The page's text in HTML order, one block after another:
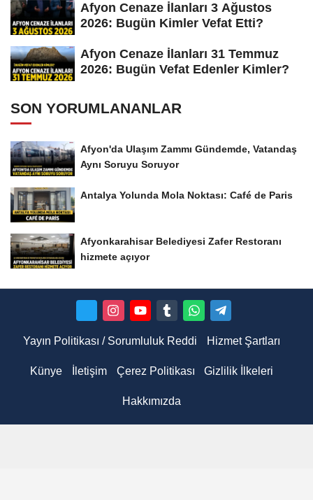
Afyon Cenaze İlanları 3 Ağustos
2026: Bugün Kimler Vefat Etti?
Afyon Cenaze İlanları 31 Temmuz
2026: Bugün Vefat Edenler Kimler?
SON YORUMLANANLAR
Afyon'da Ulaşım Zammı Gündemde, Vatandaş
Aynı Soruyu Soruyor
Antalya Yolunda Mola Noktası: Café de Paris
Afyonkarahisar Belediyesi Zafer Restoranı
hizmete açıyor
Yayın Politikası / Sorumluluk Reddi Hizmet Şartları
Künye İletişim Çerez Politikası Gizlilik İlkeleri
Hakkımızda